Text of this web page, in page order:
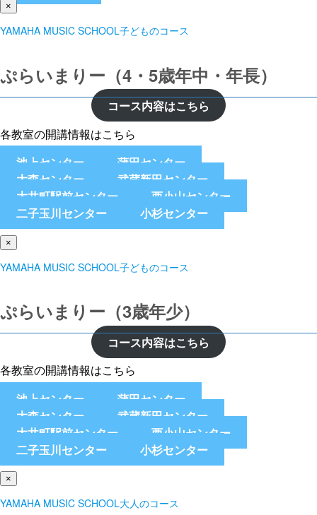
×
YAMAHA MUSIC SCHOOL子どものコース
ぷらいまりー（4・5歳年中・年長）
コース内容はこちら
各教室の開講情報はこちら
池上センター
蒲田センター
大森センター
武蔵新田センター
大井町駅前センター
西小山センター
二子玉川センター
小杉センター
×
YAMAHA MUSIC SCHOOL子どものコース
ぷらいまりー（3歳年少）
コース内容はこちら
各教室の開講情報はこちら
池上センター
蒲田センター
大森センター
武蔵新田センター
大井町駅前センター
西小山センター
二子玉川センター
小杉センター
×
YAMAHA MUSIC SCHOOL大人のコース